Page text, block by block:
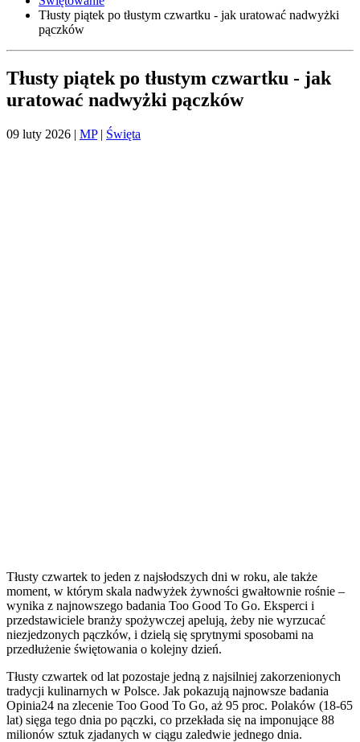
Tłusty piątek po tłustym czwartku - jak uratować nadwyżki
pączków
Tłusty piątek po tłustym czwartku - jak
uratować nadwyżki pączków
09 luty 2026 | MP| Święta
Tłusty czwartek to jeden z najsłodszych dni w roku, ale także
moment, w którym skala nadwyżek żywności gwałtownie rośnie –
wynika z najnowszego badania Too Good To Go. Eksperci i
przedstawiciele branży spożywczej apelują, żeby nie wyrzucać
niezjedzonych pączków, i dzielą się sprytnymi sposobami na
przedłużenie świętowania o kolejny dzień.
Tłusty czwartek od lat pozostaje jedną z najsilniej zakorzenionych
tradycji kulinarnych w Polsce. Jak pokazują najnowsze badania
Opinia24 na zlecenie Too Good To Go, aż 95 proc. Polaków (18-65
lat) sięga tego dnia po pączki, co przekłada się na imponujące 88
milionów sztuk zjadanych w ciągu zaledwie jednego dnia.